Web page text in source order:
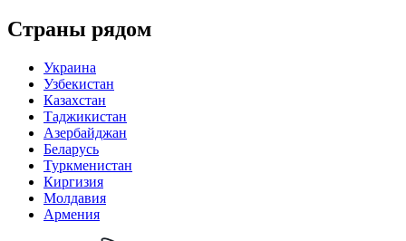
Страны рядом
Украина
Узбекистан
Казахстан
Таджикистан
Азербайджан
Беларусь
Туркменистан
Киргизия
Молдавия
Армения